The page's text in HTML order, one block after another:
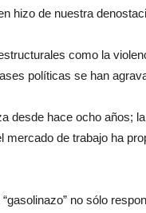
hizo de nuestra
como la
políticas se han
desde hace ocho años;
mercado de trabajo ha
no sólo